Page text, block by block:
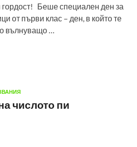
гордост! Беше специален ден за
от първи клас – ден, в който те
вълнуващо …
числото пи